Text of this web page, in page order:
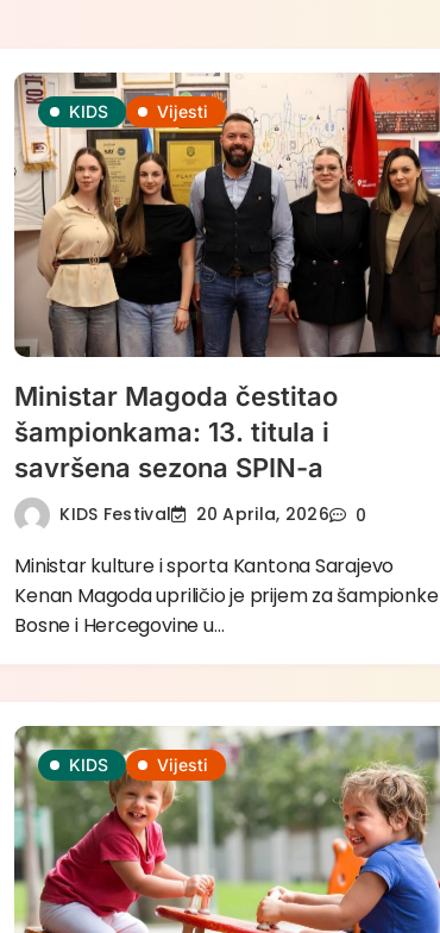
KIDS Vijesti
Ministar Magoda čestitao
šampionkama: 13. titula i
savršena sezona SPIN-a
KIDS Festival 20 Aprila, 2026 0
Ministar kulture i sporta Kantona Sarajevo
Kenan Magoda upriličio je prijem za šampionke
Bosne i Hercegovine u…
KIDS Vijesti